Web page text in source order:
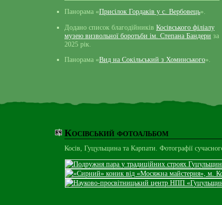
Панорама «Присілок Гордаків у с. Вербовець».
Додано список благодійників Косівського філіалу
музею визвольної боротьби ім. Степана Бандери за
2025 рік.
Панорама «Вид на Сокільський з Хоминського».
Косівський фотоальбом
Косів, Гуцульщина та Карпати. Фотографії